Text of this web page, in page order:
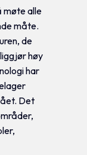
møte alle
måte.
de
høy
har
Det